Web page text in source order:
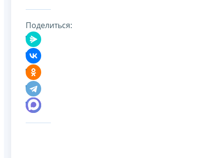
Поделиться: